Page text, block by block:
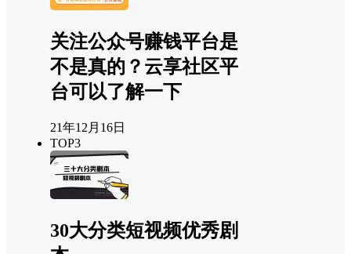
关注公众号赚钱平台是
不是真的？云享社区平
台可以了解一下
21年12月16日
TOP3
30大分类短视频优秀剧